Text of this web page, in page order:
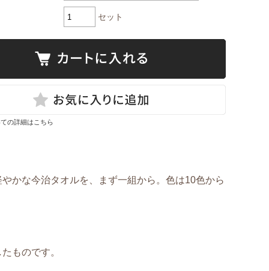
セット
の詳細はこちら
かな今治タオルを、まず一組から。色は10色から
ものです。